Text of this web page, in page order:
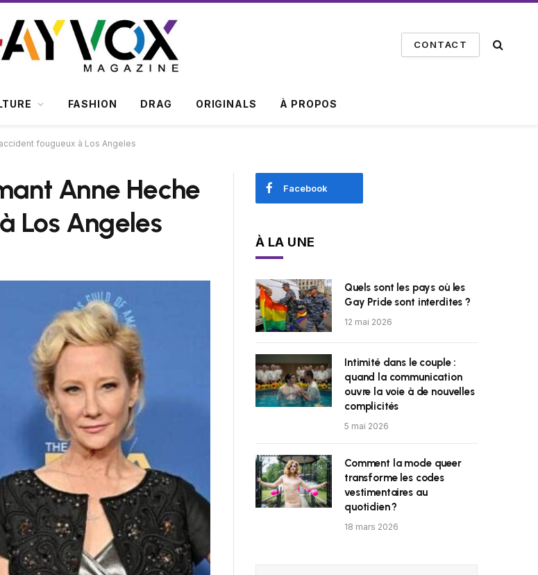
CONTACT
FASHION DRAG ORIGINALS À PROPOS
fougueux à Los Angeles
Anne Heche
Los Angeles
Facebook
À LA UNE
Quels sont les pays où les
Gay Pride sont interdites ?
12 mai 2026
Intimité dans le couple :
quand la communication
ouvre la voie à de nouvelles
complicités
5 mai 2026
Comment la mode queer
transforme les codes
vestimentaires au
quotidien ?
18 mars 2026